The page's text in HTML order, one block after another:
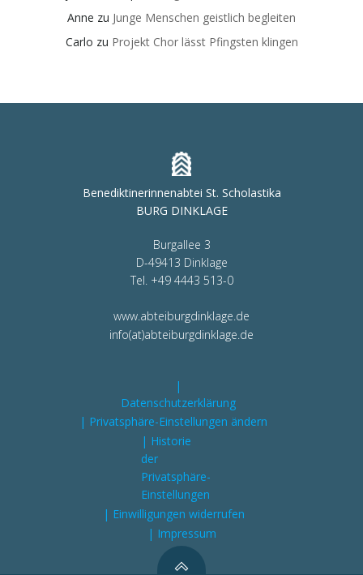
Anne zu Junge Menschen geistlich begleiten
Carlo zu Projekt Chor lässt Pfingsten klingen
Benediktinerinnenabtei St. Scholastika
BURG DINKLAGE
Burgallee 3
D-49413 Dinklage
Tel. +49 4443 513-0
www.abteiburgdinklage.de
info(at)abteiburgdinklage.de
|
Datenschutzerklärung
| Privatsphäre-Einstellungen ändern
| Historie
der
Privatsphäre-
Einstellungen
| Einwilligungen widerrufen
| Impressum